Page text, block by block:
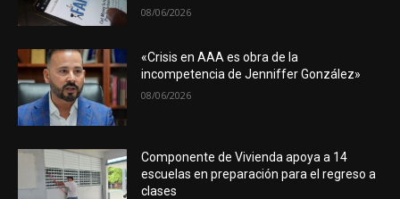
08/06/2026
«Crisis en AAA es obra de la
incompetencia de Jenniffer González»
08/06/2026
Componente de Vivienda apoya a 14
escuelas en preparación para el regreso a
clases